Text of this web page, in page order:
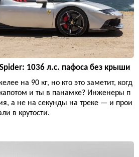
1036 л.с. пафоса без крыши
на 90 кг, но кто это заметит, когд
и ты в панамке? Инженеры п
а не на секунды на треке — и прои
в крутости.